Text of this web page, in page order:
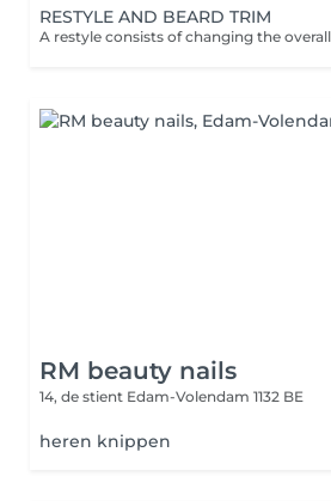
RESTYLE AND BEARD TRIM
RM beauty nails
14, de stient Edam-Volendam 1132 BE
heren knippen